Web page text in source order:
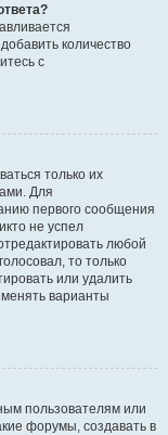
количество
с
только их
Для
первого сообщения
не успел
любой
то только
или удалить
варианты
пользователям или
форумы, создавать в